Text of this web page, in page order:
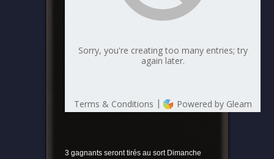
3 gagnants seront tirés au sort Dimanche